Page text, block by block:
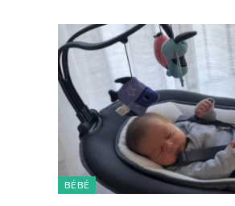
BÉBÉ